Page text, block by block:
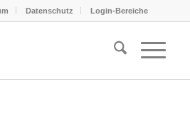
Datenschutz Login-Bereiche